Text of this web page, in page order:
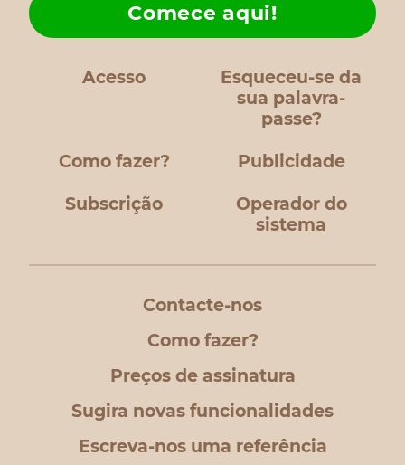
Acesso
Esqueceu-se da
sua palavra-
passe?
Como fazer?
Comece aqui!
Publicidade
Subscrição
Operador do
sistema
Contacte-nos
Como fazer?
Preços de assinatura
Sugira novas funcionalidades
Escreva-nos uma referência